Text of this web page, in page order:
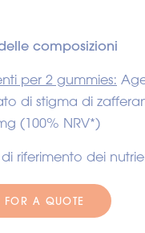
composizioni
per 2 gummies:
di stigma di
(100% NRV*)
riferimento dei
FOR A QUOTE